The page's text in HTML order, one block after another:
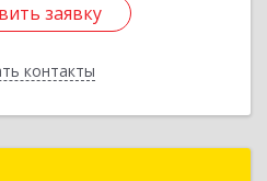
заявку
контакты
заявку
Назад